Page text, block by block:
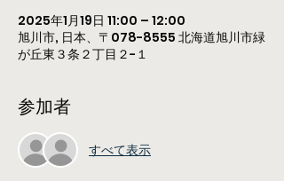
2025年1月19日 11:00 – 12:00
旭川市, 日本、〒078-8555 北海道旭川市緑
が丘東３条２丁目２−１
参加者
すべて表示